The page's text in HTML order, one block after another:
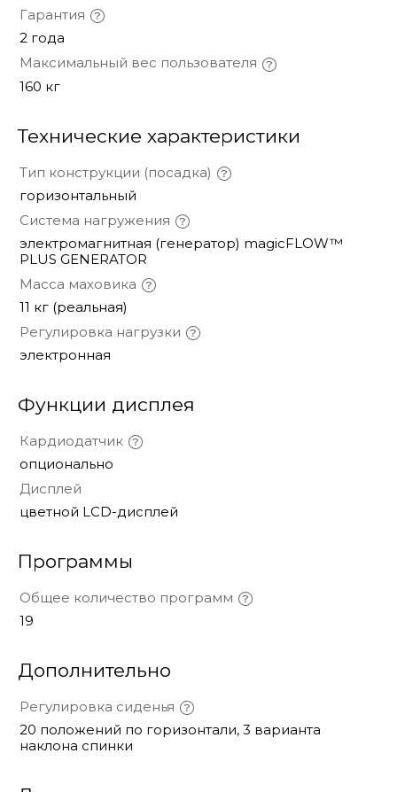
Гарантия
2 года
Максимальный вес пользователя
160 кг
Технические характеристики
Тип конструкции (посадка)
горизонтальный
Система нагружения
электромагнитная (генератор) magicFLOW™
PLUS GENERATOR
Масса маховика
11 кг (реальная)
Регулировка нагрузки
электронная
Функции дисплея
Кардиодатчик
опционально
Дисплей
цветной LCD-дисплей
Программы
Общее количество программ
19
Дополнительно
Регулировка сиденья
20 положений по горизонтали, 3 варианта
наклона спинки